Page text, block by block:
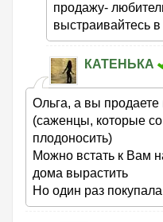
продажу-
выстраивайтесь
КАТЕНЬКА
Ольга, а вы
(саженцы, которые
плодоносить)
Можно встать к Вам
дома вырастить
Но один раз